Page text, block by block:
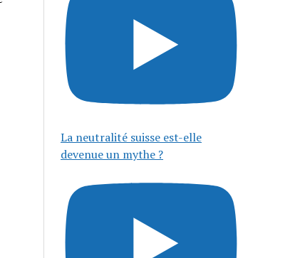
La neutralité suisse est-elle
devenue un mythe ?